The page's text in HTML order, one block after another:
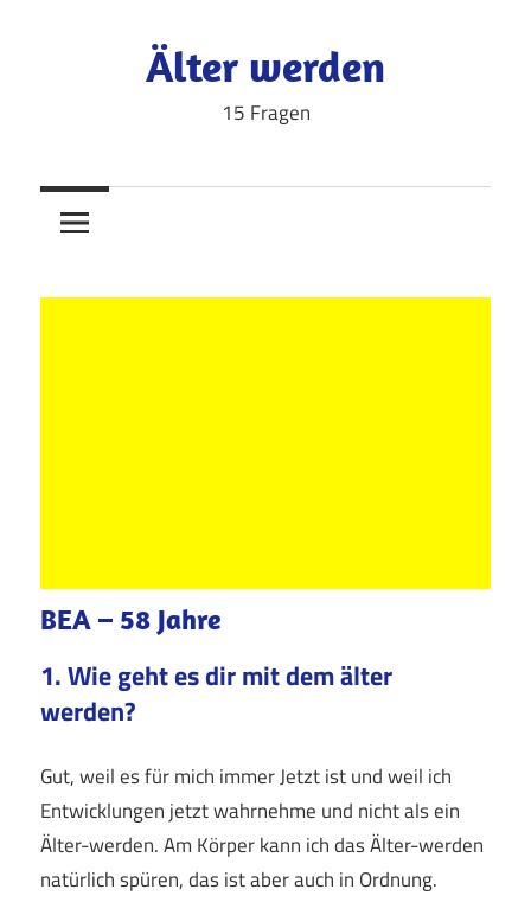
Älter werden
15 Fragen
BEA – 58 Jahre
1. Wie geht es dir mit dem älter
werden?
Gut, weil es für mich immer Jetzt ist und weil ich
Entwicklungen jetzt wahrnehme und nicht als ein
Älter-werden. Am Körper kann ich das Älter-werden
natürlich spüren, das ist aber auch in Ordnung.